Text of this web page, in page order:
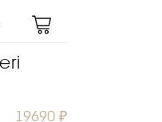
19690 ₽